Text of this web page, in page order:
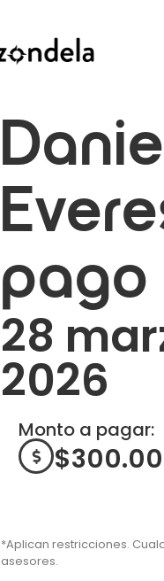
pago
28
2026
Monto a pagar:
$300.00
*Aplican restricciones.
asesores.